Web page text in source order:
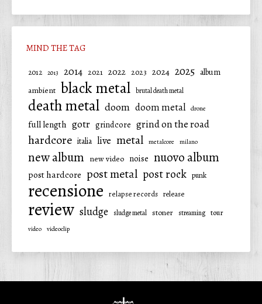
MIND THE TAG
2012 2013 2014 2021 2022 2023 2024 2025 album
ambient black metal brutal death metal
death metal doom doom metal drone
full length gotr grindcore grind on the road
hardcore italia live metal metalcore milano
new album new video noise nuovo album
post hardcore post metal post rock punk
recensione relapse records release
review sludge sludge metal stoner streaming tour
video videoclip